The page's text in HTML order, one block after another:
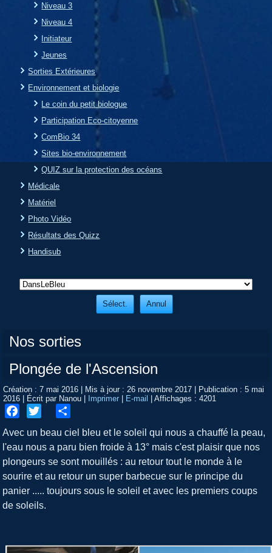
Niveau 3
Niveau 4
Initiateur
Jeunes
Sorties Extérieures
Environnement et biologie
Le coin du petit biologue
Participation Eco-citoyenne
ComBio 34
Sites bio-environnement
QUIZ sur la protection des océans
Médicale
Matériel
Photo Vidéo
Résultats des Quizz
Handisub
Nos sorties
Plongée de l'Ascension
Création : 7 mai 2016 | Mis à jour : 26 novembre 2017 | Publication : 5 mai
2016 | Écrit par Nanou | Imprimer | E-mail |Affichages : 4201
Avec un beau ciel bleu et le soleil qui nous a chauffé la peau,
l'eau nous a paru bien froide à 13° mais c'est plaisir que nos
plongeurs se sont mouillés : au retour tout le monde à le
sourire et au retour un super barbecue sur le principe du
panier ..... toujours sous le soleil et avec les premiers coups
de soleils.